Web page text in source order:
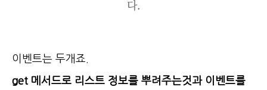
다.
이벤트는 두개죠.
get 메서드로 리스트 정보를 뿌려주는것과 이벤트를